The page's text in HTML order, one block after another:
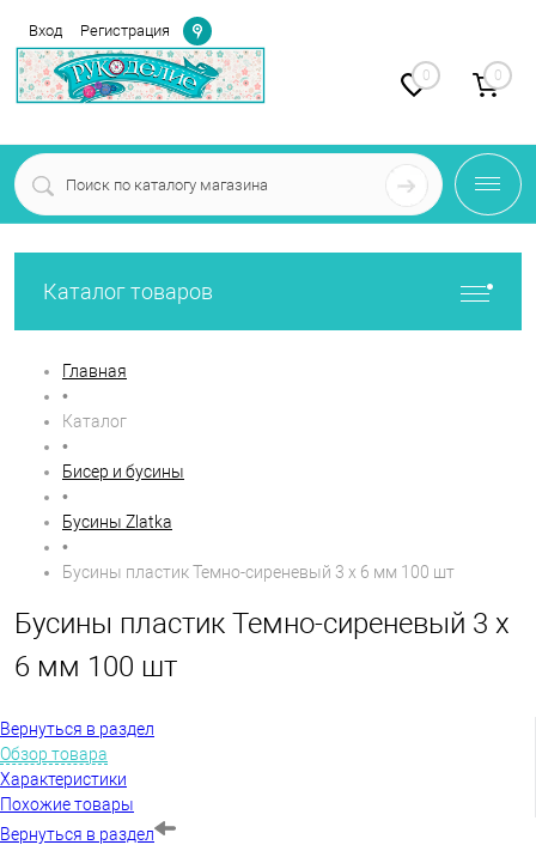
Вход Регистрация
Определение
0 0
Каталог товаров
Главная
•
Каталог
•
Бисер и бусины
•
Бусины Zlatka
•
Бусины пластик Темно-сиреневый 3 х 6 мм 100 шт
Бусины пластик Темно-сиреневый 3 х
6 мм 100 шт
Вернуться в раздел
Обзор товара
Характеристики
Похожие товары
Вернуться в раздел